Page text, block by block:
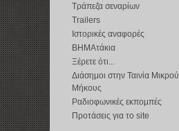
Τράπεζα σεναρίων
Trailers
Ιστορικές αναφορές
ΒΗΜΑτάκια
Ξέρετε ότι...
Διάσημοι στην Ταινία Μικρού
Μήκους
Ραδιοφωνικές εκπομπές
Προτάσεις για το site